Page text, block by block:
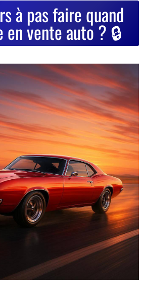
à pas faire quand
en vente auto ? 🔒